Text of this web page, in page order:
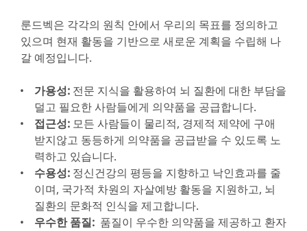
룬드벡은 각각의 원칙 안에서 우리의 목표를 정의하고
있으며 현재 활동을 기반으로 새로운 계획을 수립해 나
갈 예정입니다.
가용성: 전문 지식을 활용하여 뇌 질환에 대한 부담을
덜고 필요한 사람들에게 의약품을 공급합니다.
접근성: 모든 사람들이 물리적, 경제적 제약에 구애
받지않고 동등하게 의약품을 공급받을 수 있도록 노
력하고 있습니다.
수용성: 정신건강의 평등을 지향하고 낙인효과를 줄
이며, 국가적 차원의 자살예방 활동을 지원하고, 뇌
질환의 문화적 인식을 제고합니다.
우수한 품질: 품질이 우수한 의약품을 제공하고 환자